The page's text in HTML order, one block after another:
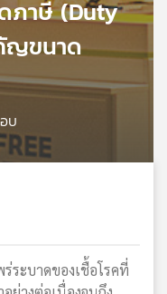
ภาษี (Duty
ญขนาด
บ
ระบาดของเชื้อโรคที่